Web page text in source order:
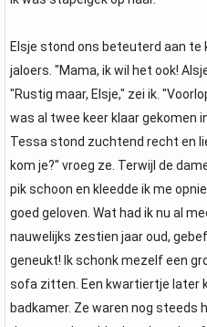
Elsje stond ons beteuterd aan te
jaloers. "Mama, ik wil het ook!
"Rustig maar, Elsje," zei ik.
was al twee keer klaar gekomen
Tessa stond zuchtend recht en
kom je?" vroeg ze. Terwijl de
pik schoon en kleedde ik me
goed geloven. Wat had ik nu al
nauwelijks zestien jaar oud,
geneukt! Ik schonk mezelf een
sofa zitten. Een kwartiertje later
badkamer. Ze waren nog steeds